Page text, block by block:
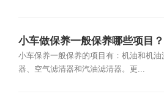
小车做保养一般保养哪些项目？
小车保养一般保养的项目有：机油和机油
器、空气滤清器和汽油滤清器。更...